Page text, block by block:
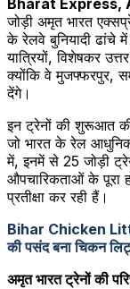
जोड़ी अमृत भारत
के रेलवे बुनियादी ढांचे
यात्रियों, विशेषकर
क्योंकि वे मुजफ्फरपुर,
देंगे।
इन ट्रेनों की शुरूआत की
जो भारत के रेल
में, इनमें से 25 जोड़ी
औपचारिकताओं के पूरा
प्रतीक्षा कर रही हैं।
Bihar Chicken Litti :
की पसंद बना चिकन
अमृत ​​भारत ट्रेनों की